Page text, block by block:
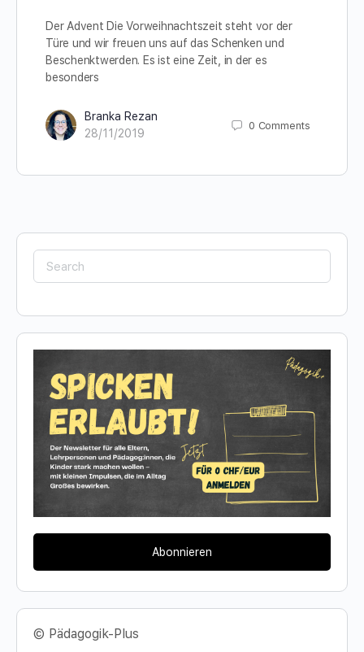
Der Advent Die Vorweihnachtszeit steht vor der
Türe und wir freuen uns auf das Schenken und
Beschenktwerden. Es ist eine Zeit, in der es
besonders
Branka Rezan
28/11/2019
0 Comments
Search
for:
Abonnieren
© Pädagogik-Plus